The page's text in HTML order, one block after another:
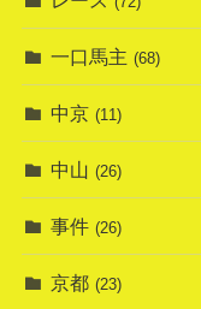
一口馬主 (68)
中京 (11)
中山 (26)
事件 (26)
京都 (23)